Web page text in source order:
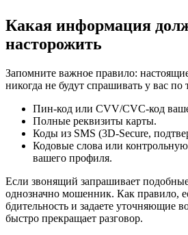
Какая информация
насторожить
Запомните важное правило:
никогда не будут спрашивать у вас по
Пин-код или CVV/CVC-код
Полные реквизиты карты.
Коды из SMS (3D-Secure,
Кодовые слова или
вашего профиля.
Если звонящий запрашивает
однозначно мошенник. Как правило,
бдительность и задаете уточняющие
быстро прекращает разговор.